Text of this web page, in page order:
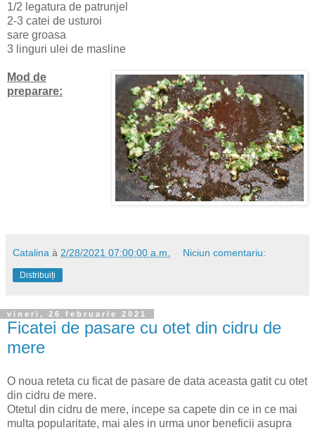
1/2 legatura de patrunjel
2-3 catei de usturoi
sare groasa
3 linguri ulei de masline
Mod de
preparare:
Catalina à 2/28/2021 07:00:00 a.m. Niciun comentariu:
Distribuiți
vineri, 26 februarie 2021
Ficatei de pasare cu otet din cidru de
mere
O noua reteta cu ficat de pasare de data aceasta gatit cu otet
din cidru de mere.
Otetul din cidru de mere, incepe sa capete din ce in ce mai
multa popularitate, mai ales in urma unor beneficii asupra